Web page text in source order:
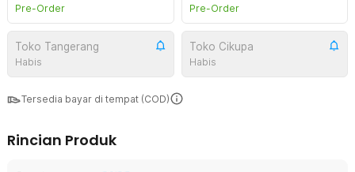
Pre-Order Pre-Order
Toko Tangerang
Habis
Toko Cikupa
Habis
Tersedia bayar di tempat (COD)
Rincian Produk